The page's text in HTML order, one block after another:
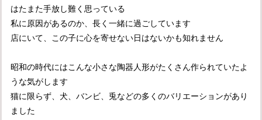
はたまた手放し難く思っている
私に原因があるのか、長く一緒に過ごしています
店にいて、この子に心を寄せない日はないかも知れません
昭和の時代にはこんな小さな陶器人形がたくさん作られていたよ
うな気がします
猫に限らず、犬、バンビ、兎などの多くのバリエーションがあり
ました